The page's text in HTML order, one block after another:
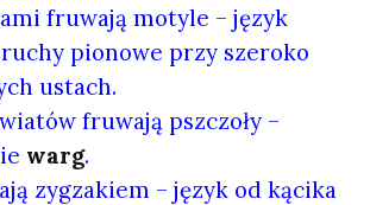
fruwają motyle – język
pionowe przy szeroko
ustach.
fruwają pszczoły –
warg.
zygzakiem – język od kącika